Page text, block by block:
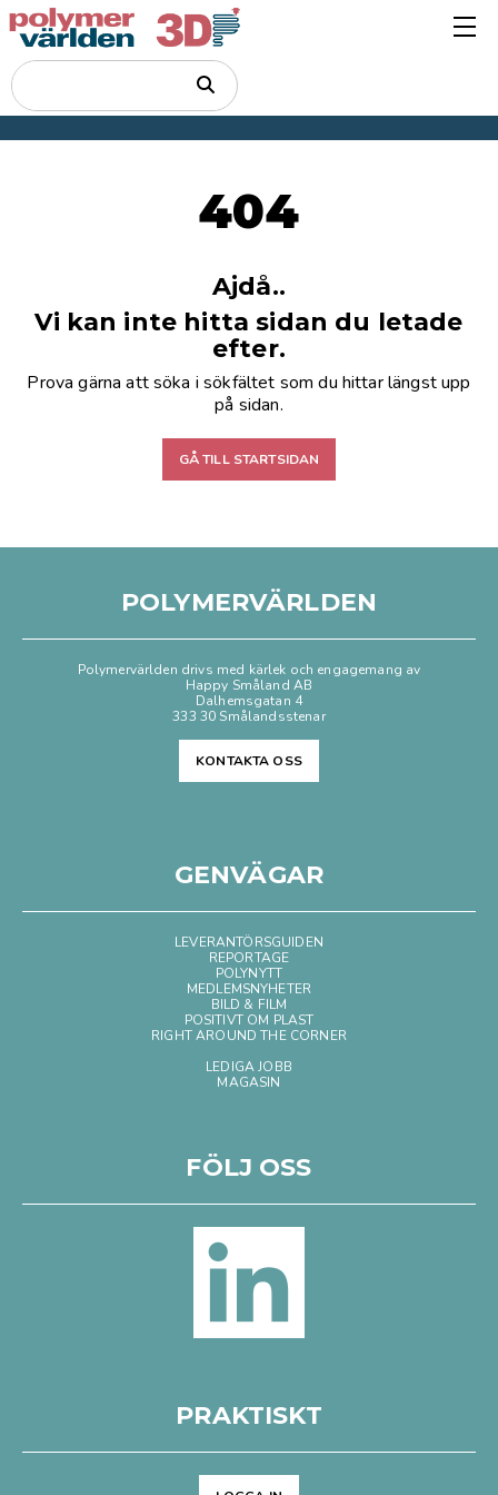
404
Ajdå..
Vi kan inte hitta sidan du letade
efter.
Prova gärna att söka i sökfältet som du hittar längst upp
på sidan.
GÅ TILL STARTSIDAN
POLYMERVÄRLDEN
Polymervärlden drivs med kärlek och engagemang av
Happy Småland AB
Dalhemsgatan 4
333 30 Smålandsstenar
KONTAKTA OSS
GENVÄGAR
LEVERANTÖRSGUIDEN
REPORTAGE
POLYNYTT
MEDLEMSNYHETER
BILD & FILM
POSITIVT OM PLAST
RIGHT AROUND THE CORNER
LEDIGA JOBB
MAGASIN
FÖLJ OSS
PRAKTISKT